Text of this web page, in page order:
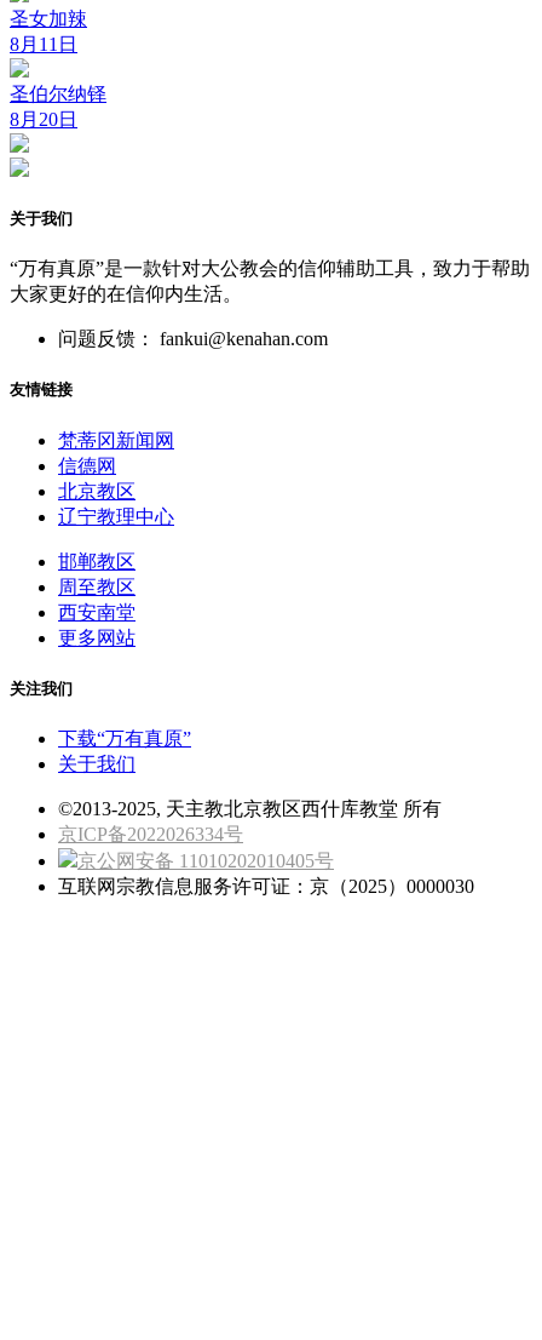
圣女加辣
8月11日
圣伯尔纳铎
8月20日
关于我们
“万有真原”是一款针对大公教会的信仰辅助工具，致力于帮助
大家更好的在信仰内生活。
问题反馈： fankui@kenahan.com
友情链接
梵蒂冈新闻网
信德网
北京教区
辽宁教理中心
邯郸教区
周至教区
西安南堂
更多网站
关注我们
下载“万有真原”
关于我们
©2013-2025, 天主教北京教区西什库教堂 所有
京ICP备2022026334号
京公网安备 11010202010405号
互联网宗教信息服务许可证：京（2025）0000030